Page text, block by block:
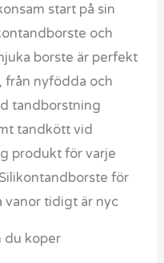
start på sin
och
borste är perfekt
från nyfödda och
tandborstning
tandkött vid
produkt för varje
för
vanor tidigt är nyc
du koper